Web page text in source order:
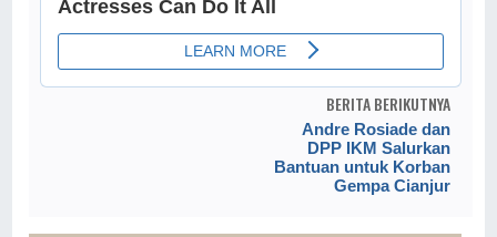
BERITA BERIKUTNYA
Andre Rosiade dan
DPP IKM Salurkan
Bantuan untuk Korban
Gempa Cianjur